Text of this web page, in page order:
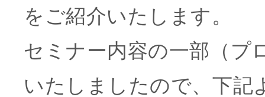
をご紹介いたします。
セミナー内容の一部（プ
いたしましたので、下記